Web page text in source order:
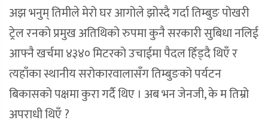
अझ भनुम् तिमीले मेरो घर आगोले झोस्दै गर्दा तिम्बुङ पोखरी
ट्रेल रनको प्रमुख अतिथिको रुपमा कुनै सरकारी सुबिधा नलिई
आफ्नै खर्चमा ४३४० मिटरको उचाईमा पैदल हिँड्दै थिएँ र
त्यहाँका स्थानीय सरोकारवालासँग तिम्बुङको पर्यटन
बिकासको पक्षमा कुरा गर्दै थिए । अब भन जेनजी, के म तिम्रो
अपराधी थिएँ ?